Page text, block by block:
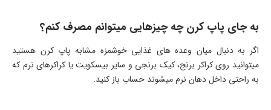
به جای پاپ کرن چه چیزهایی میتوانم مصرف کنم؟
اگر به دنبال میان وعده های غذایی خوشمزه مشابه پاپ کرن هستید
میتوانید روی کراکر برنج، کیک برنجی و سایر بیسکویت یا کراکرهای نرم که
به راحتی داخل دهان نرم میشوند حساب باز کنید.